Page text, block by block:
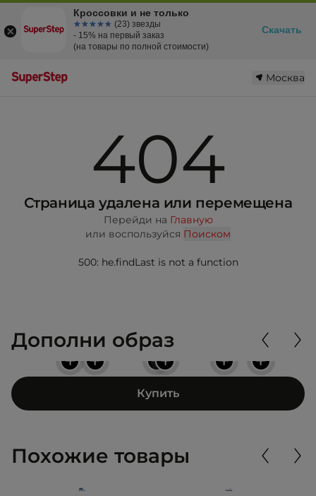
Москва
404
Страница удалена или перемещена
Перейди на Главную
или воспользуйся Поиском
500: he.findLast is not a function
Дополни образ
+
+
+ + +
+
Купить
Похожие товары
Кроссовки и не только
☆☆☆☆☆
★★★★★ (23) звезды
- 15% на первый заказ
(на товары по полной стоимости)
Скачать